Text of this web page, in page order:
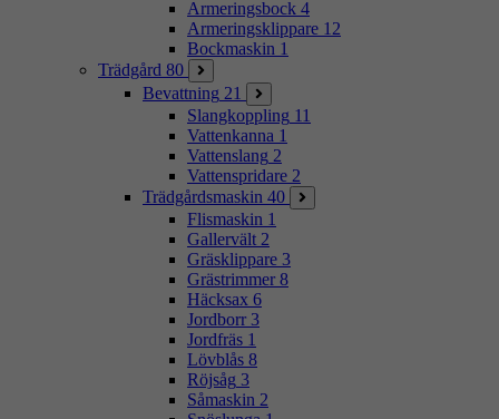
Armeringsbock 4
Armeringsklippare 12
Bockmaskin 1
Trädgård 80
Bevattning 21
Slangkoppling 11
Vattenkanna 1
Vattenslang 2
Vattenspridare 2
Trädgårdsmaskin 40
Flismaskin 1
Gallervält 2
Gräsklippare 3
Grästrimmer 8
Häcksax 6
Jordborr 3
Jordfräs 1
Lövblås 8
Röjsåg 3
Såmaskin 2